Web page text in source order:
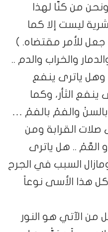
من كنّا لهذا
ليست إلا كما
جعل للأمر مقتضاه. )
والخراب والدم ..
وهل ياترى ينفع
الثأر، وكما
بالسنْ والفمْ بالفمْ …
القرابة ومن
العَّمْ .. هل ياترى
السبب في الجرح
هذا الأسى نوعاً
من الآتي هو النور